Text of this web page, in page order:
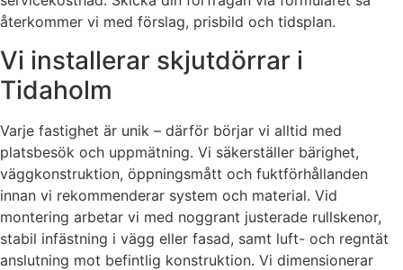
återkommer vi med förslag, prisbild och tidsplan.
Vi installerar skjutdörrar i
Tidaholm
Varje fastighet är unik – därför börjar vi alltid med
platsbesök och uppmätning. Vi säkerställer bärighet,
väggkonstruktion, öppningsmått och fuktförhållanden
innan vi rekommenderar system och material. Vid
montering arbetar vi med noggrant justerade rullskenor,
stabil infästning i vägg eller fasad, samt luft- och regntät
anslutning mot befintlig konstruktion. Vi dimensionerar